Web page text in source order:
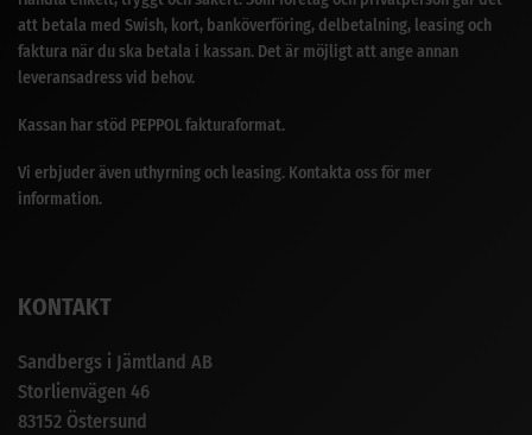
att betala med Swish, kort, banköverföring, delbetalning, leasing och
faktura när du ska betala i kassan. Det är möjligt att ange annan
leveransadress vid behov.
Kassan har stöd PEPPOL fakturaformat.
Vi erbjuder även uthyrning och leasing. Kontakta oss för mer
information.
KONTAKT
Sandbergs i Jämtland AB
Storlienvägen 46
83152 Östersund